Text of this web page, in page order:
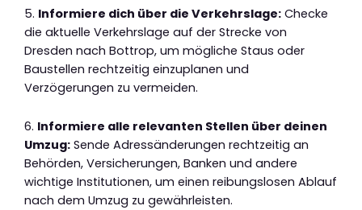
5. Informiere dich über die Verkehrslage: Checke
die aktuelle Verkehrslage auf der Strecke von
Dresden nach Bottrop, um mögliche Staus oder
Baustellen rechtzeitig einzuplanen und
Verzögerungen zu vermeiden.
6. Informiere alle relevanten Stellen über deinen
Umzug: Sende Adressänderungen rechtzeitig an
Behörden, Versicherungen, Banken und andere
wichtige Institutionen, um einen reibungslosen Ablauf
nach dem Umzug zu gewährleisten.